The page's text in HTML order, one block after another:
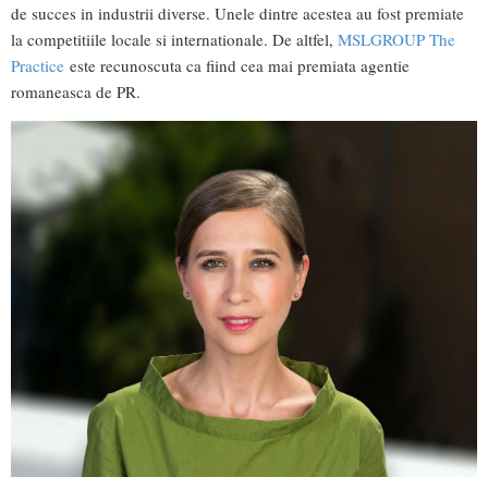
de succes in industrii diverse. Unele dintre acestea au fost premiate
la competitiile locale si internationale. De altfel, MSLGROUP The
Practice este recunoscuta ca fiind cea mai premiata agentie
romaneasca de PR.